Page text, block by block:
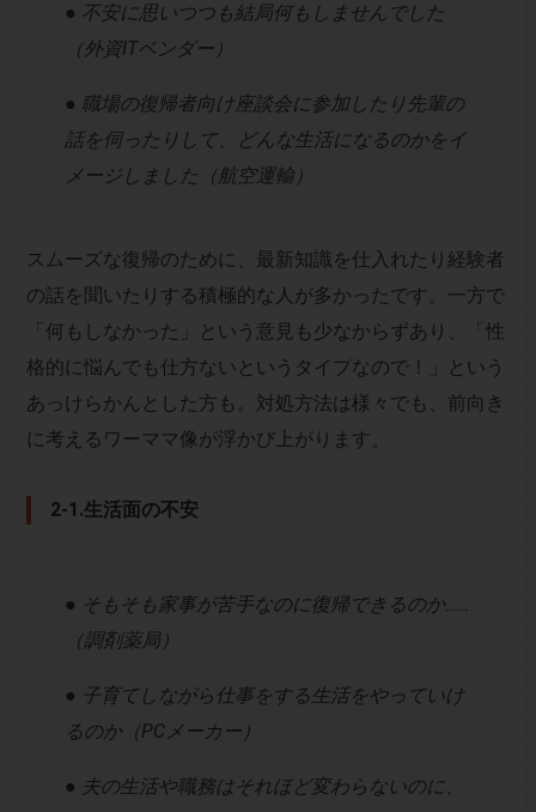
● 不安に思いつつも結局何もしませんでした
（外資ITベンダー）
● 職場の復帰者向け座談会に参加したり先輩の
話を伺ったりして、どんな生活になるのかをイ
メージしました（航空運輸）
スムーズな復帰のために、最新知識を仕入れたり経験者
の話を聞いたりする積極的な人が多かったです。一方で
「何もしなかった」という意見も少なからずあり、「性
格的に悩んでも仕方ないというタイプなので！」という
あっけらかんとした方も。対処方法は様々でも、前向き
に考えるワーママ像が浮かび上がります。
2-1.生活面の不安
● そもそも家事が苦手なのに復帰できるのか……
（調剤薬局）
● 子育てしながら仕事をする生活をやっていけ
るのか（PCメーカー）
● 夫の生活や職務はそれほど変わらないのに、